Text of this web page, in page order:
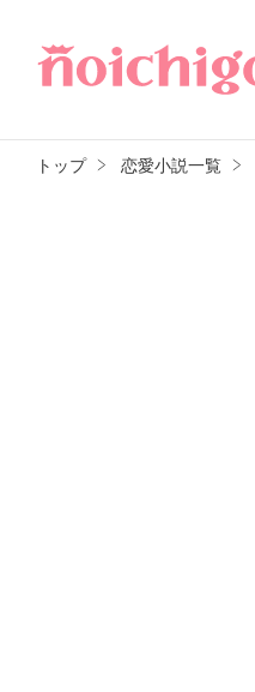
トップ 恋愛小説一覧